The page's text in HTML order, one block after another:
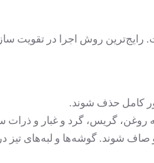
کامل حذف شوند.
گریس، گرد و غبار و ذرات